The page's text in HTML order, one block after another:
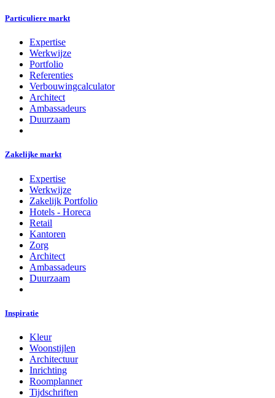
Particuliere markt
Expertise
Werkwijze
Portfolio
Referenties
Verbouwingcalculator
Architect
Ambassadeurs
Duurzaam
Zakelijke markt
Expertise
Werkwijze
Zakelijk Portfolio
Hotels - Horeca
Retail
Kantoren
Zorg
Architect
Ambassadeurs
Duurzaam
Inspiratie
Kleur
Woonstijlen
Architectuur
Inrichting
Roomplanner
Tijdschriften